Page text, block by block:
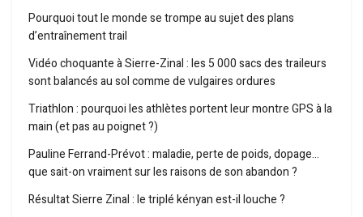
Pourquoi tout le monde se trompe au sujet des plans
d’entraînement trail
Vidéo choquante à Sierre-Zinal : les 5 000 sacs des traileurs
sont balancés au sol comme de vulgaires ordures
Triathlon : pourquoi les athlètes portent leur montre GPS à la
main (et pas au poignet ?)
Pauline Ferrand-Prévot : maladie, perte de poids, dopage…
que sait-on vraiment sur les raisons de son abandon ?
Résultat Sierre Zinal : le triplé kényan est-il louche ?